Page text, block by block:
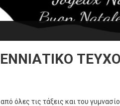
όλες τις τάξεις και του